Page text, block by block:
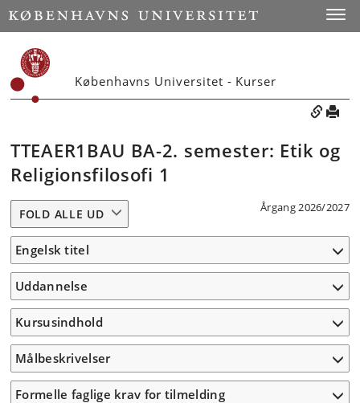
Københavns Universitet - Kurser
TTEAER1BAU BA-2. semester: Etik og
Religionsfilosofi 1
Årgang 2026/2027
FOLD ALLE UD
Engelsk titel
Uddannelse
Kursusindhold
Målbeskrivelser
Formelle faglige krav for tilmelding